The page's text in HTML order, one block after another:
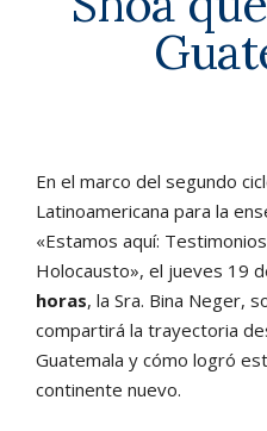
En el marco del segundo
Latinoamericana para la
«Estamos aquí:
Holocausto», el jueves 19
horas, la Sra. Bina Neger,
compartirá la trayectoria
Guatemala y cómo logró
continente nuevo.